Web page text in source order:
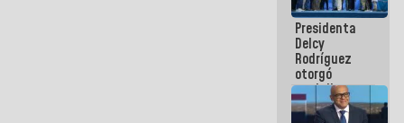
para
abordar
planes de
acción
Presidenta
Delcy
Rodríguez
otorgó
medalla
"Héroe de